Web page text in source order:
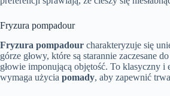
Fryzura pompadour
Fryzura pompadour charakteryzuje się
górze głowy, które są starannie zaczesane
głowie imponującą objętość. To klasyczny
wymaga użycia pomady, aby zapewnić